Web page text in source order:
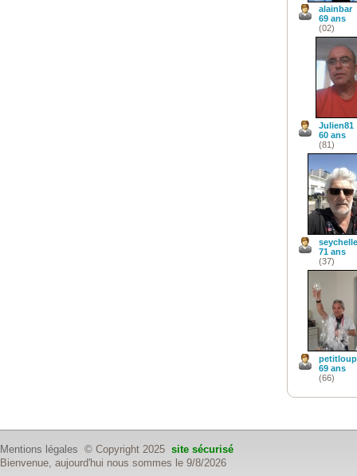
alainbar
69 ans
(02)
Julien81
60 ans
(81)
71 ans
(37)
petitloup
69 ans
(66)
Mentions légales © Copyright 2025 site sécurisé
Bienvenue, aujourd'hui nous sommes le 9/8/2026